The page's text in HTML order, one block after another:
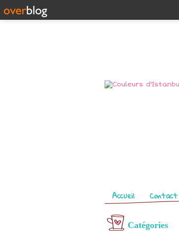
Pages
Accueil Contact
Catégories